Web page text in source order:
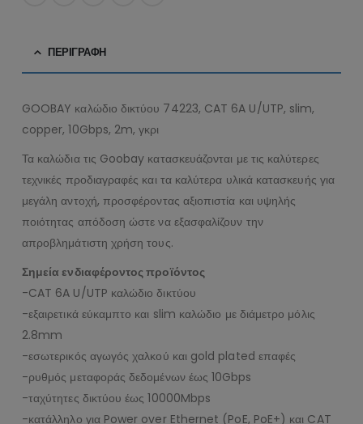
ΠΕΡΙΓΡΑΦΉ
GOOBAY καλώδιο δικτύου 74223, CAT 6A U/UTP, slim,
copper, 10Gbps, 2m, γκρι
Τα καλώδια τις Goobay κατασκευάζονται με τις καλύτερες
τεχνικές προδιαγραφές και τα καλύτερα υλικά κατασκευής για
μεγάλη αντοχή, προσφέροντας αξιοπιστία και υψηλής
ποιότητας απόδοση ώστε να εξασφαλίζουν την
απροβλημάτιστη χρήση τους.
Σημεία ενδιαφέροντος προϊόντος
-CAT 6A U/UTP καλώδιο δικτύου
-εξαιρετικά εύκαμπτο και slim καλώδιο με διάμετρο μόλις
2.8mm
-εσωτερικός αγωγός χαλκού και gold plated επαφές
-ρυθμός μεταφοράς δεδομένων έως 10Gbps
-ταχύτητες δικτύου έως 10000Mbps
-κατάλληλο για Power over Ethernet (PoE, PoE+) και CAT